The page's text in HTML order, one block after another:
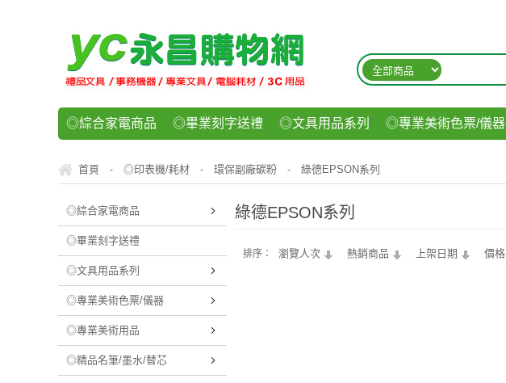
◎綜合家電商品 ◎畢業刻字送禮 ◎文具用品系列 ◎專業美術色票/儀器
◎運動/休閒/樂器 ◎客製化禮贈品 ◎食品/零食/飲料
首頁 - ◎印表機/耗材 - 環保副廠碳粉 - 綠德EPSON系列
◎綜合家電商品
◎畢業刻字送禮
◎文具用品系列
◎專業美術色票/儀器
◎專業美術用品
◎精品名筆/墨水/替芯
綠德EPSON系列
排序： 瀏覽人次 熱銷商品 上架日期 價格